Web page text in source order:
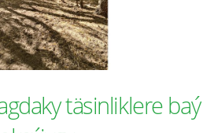
täsinliklere baý